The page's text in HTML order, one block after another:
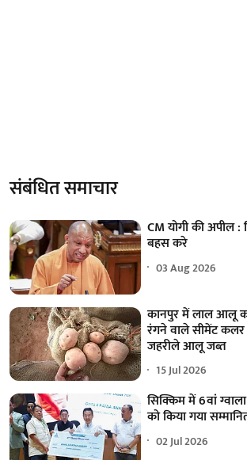
संबंधित समाचार
CM योगी की अपील :
बहस करे
03 Aug 2026
कानपुर में लाल आलू
रंगने वाले सीमेंट
जहरीले आलू जब्त
15 Jul 2026
सिक्किम में 6वां
को किया गया
02 Jul 2026